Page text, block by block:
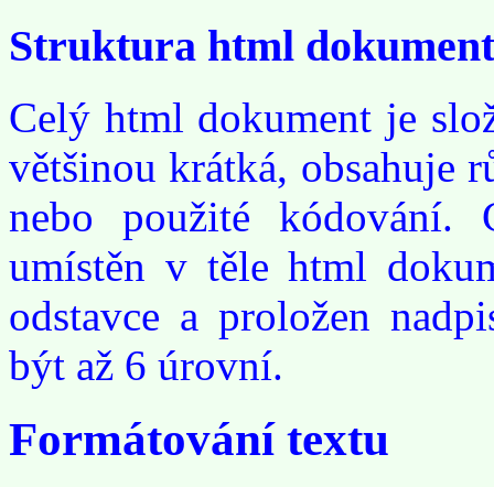
Struktura html
Celý html dokument je
většinou krátká, obsahuje
nebo použité kódování.
umístěn v těle html
odstavce a proložen
být až 6 úrovní.
Formátování textu